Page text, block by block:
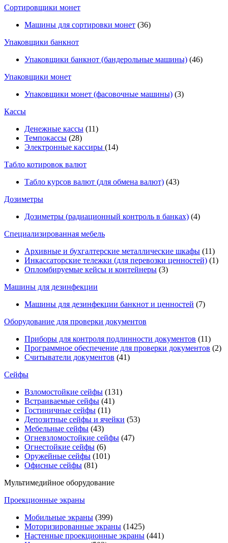
Сортировщики монет
Машины для сортировки монет (36)
Упаковщики банкнот
Упаковщики банкнот (бандерольные машины) (46)
Упаковщики монет
Упаковщики монет (фасовочные машины) (3)
Кассы
Денежные кассы (11)
Темпокассы (28)
Электронные кассиры (14)
Табло котировок валют
Табло курсов валют (для обмена валют) (43)
Дозиметры
Дозиметры (радиационный контроль в банках) (4)
Специализированная мебель
Архивные и бухгалтерские металлические шкафы (11)
Инкассаторские тележки (для перевозки ценностей) (1)
Опломбируемые кейсы и контейнеры (3)
Машины для дезинфекции
Машины для дезинфекции банкнот и ценностей (7)
Оборудование для проверки документов
Приборы для контроля подлинности документов (11)
Программное обеспечение для проверки документов (2)
Считыватели документов (41)
Сейфы
Взломостойкие сейфы (131)
Встраиваемые сейфы (41)
Гостиничные сейфы (11)
Депозитные сейфы и ячейки (53)
Мебельные сейфы (43)
Огневзломостойкие сейфы (47)
Огнестойкие сейфы (6)
Оружейные сейфы (101)
Офисные сейфы (81)
Мультимедийное оборудование
Проекционные экраны
Мобильные экраны (399)
Моторизированные экраны (1425)
Настенные проекционные экраны (441)